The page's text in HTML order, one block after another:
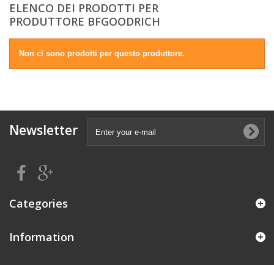
ELENCO DEI PRODOTTI PER
PRODUTTORE BFGOODRICH
Non ci sono prodotti per questo produttore.
Newsletter
Categories
Information